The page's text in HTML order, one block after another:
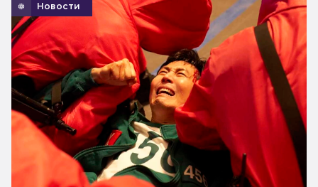
Новости